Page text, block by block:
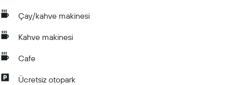
Çay/kahve makinesi
Kahve makinesi
Cafe
Ücretsiz otopark